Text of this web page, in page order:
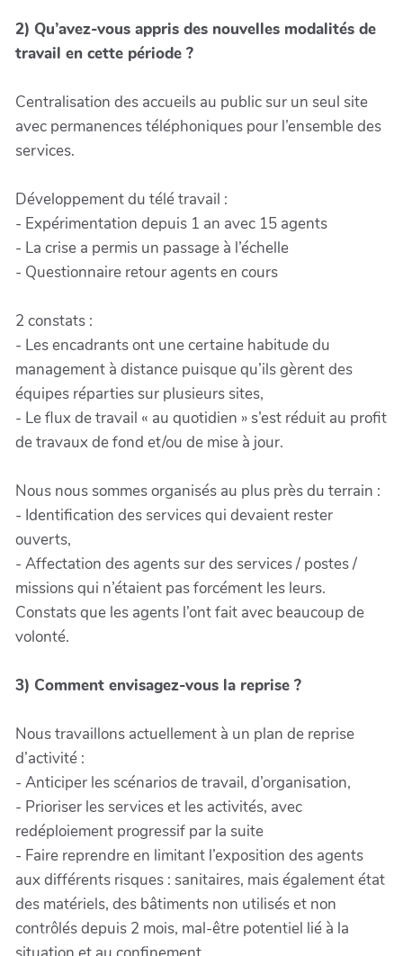
2) Qu’avez-vous appris des nouvelles modalités de
travail en cette période ?
Centralisation des accueils au public sur un seul site
avec permanences téléphoniques pour l’ensemble des
services.
Développement du télé travail :
- Expérimentation depuis 1 an avec 15 agents
- La crise a permis un passage à l’échelle
- Questionnaire retour agents en cours
2 constats :
- Les encadrants ont une certaine habitude du
management à distance puisque qu’ils gèrent des
équipes réparties sur plusieurs sites,
- Le flux de travail « au quotidien » s’est réduit au profit
de travaux de fond et/ou de mise à jour.
Nous nous sommes organisés au plus près du terrain :
- Identification des services qui devaient rester
ouverts,
- Affectation des agents sur des services / postes /
missions qui n’étaient pas forcément les leurs.
Constats que les agents l’ont fait avec beaucoup de
volonté.
3) Comment envisagez-vous la reprise ?
Nous travaillons actuellement à un plan de reprise
d’activité :
- Anticiper les scénarios de travail, d’organisation,
- Prioriser les services et les activités, avec
redéploiement progressif par la suite
- Faire reprendre en limitant l’exposition des agents
aux différents risques : sanitaires, mais également état
des matériels, des bâtiments non utilisés et non
contrôlés depuis 2 mois, mal-être potentiel lié à la